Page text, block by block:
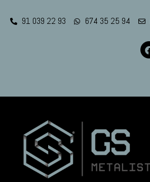
91 039 22 93 674 35 25 94